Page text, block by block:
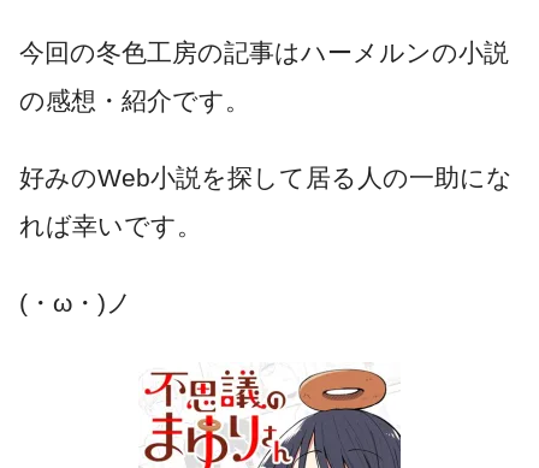
今回の冬色工房の記事はハーメルンの小説
の感想・紹介です。
好みのWeb小説を探して居る人の一助にな
れば幸いです。
(・ω・)ノ